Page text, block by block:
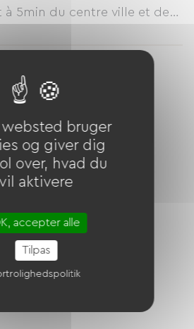
à 5min du centre ville et de
stedet morgenmad
websted bruger
og giver dig
over, hvad du
vil aktivere
accepter alle
Tilpas